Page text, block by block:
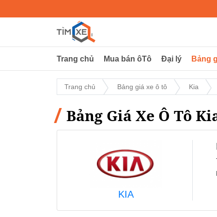
Trang chủ Mua bán ôTô Đại lý Bảng
Trang chủ Bảng giá xe ô tô Kia
Bảng Giá Xe Ô Tô
KIA